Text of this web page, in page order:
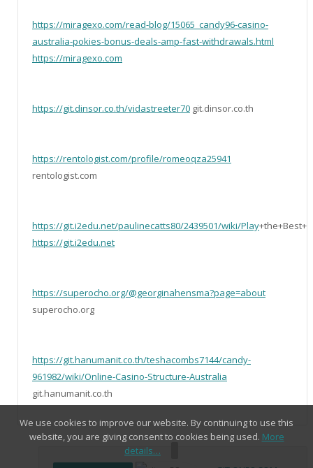
https://miragexo.com/read-blog/15065_candy96-casino-
australia-pokies-bonus-deals-amp-fast-withdrawals.html
https://miragexo.com
https://git.dinsor.co.th/vidastreeter70 git.dinsor.co.th
https://rentologist.com/profile/romeoqza25941
rentologist.com
https://git.i2edu.net/paulinecatts80/2439501/wiki/Play
https://git.i2edu.net
https://superocho.org/@georginahensma?page=about
superocho.org
https://git.hanumanit.co.th/teshacombs7144/candy-
961982/wiki/Online-Casino-Structure-Australia
git.hanumanit.co.th
We use cookies to improve our website. By continuing to use this
website, you are giving consent to cookies being used. More
details…